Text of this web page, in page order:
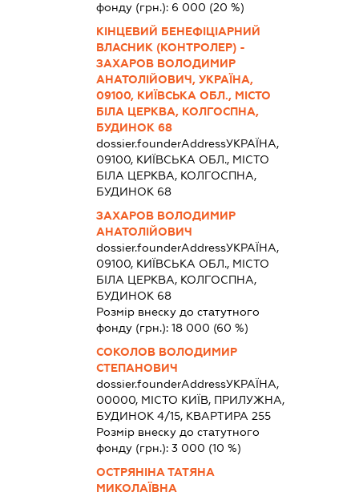
фонду (грн.): 6 000 (20 %)
КІНЦЕВИЙ БЕНЕФІЦІАРНИЙ
ВЛАСНИК (КОНТРОЛЕР) -
ЗАХАРОВ ВОЛОДИМИР
АНАТОЛІЙОВИЧ, УКРАЇНА,
09100, КИЇВСЬКА ОБЛ., МІСТО
БІЛА ЦЕРКВА, КОЛГОСПНА,
БУДИНОК 68
dossier.founderAddressУКРАЇНА,
09100, КИЇВСЬКА ОБЛ., МІСТО
БІЛА ЦЕРКВА, КОЛГОСПНА,
БУДИНОК 68
ЗАХАРОВ ВОЛОДИМИР
АНАТОЛІЙОВИЧ
dossier.founderAddressУКРАЇНА,
09100, КИЇВСЬКА ОБЛ., МІСТО
БІЛА ЦЕРКВА, КОЛГОСПНА,
БУДИНОК 68
Розмір внеску до статутного
фонду (грн.):18 000 (60 %)
СОКОЛОВ ВОЛОДИМИР
СТЕПАНОВИЧ
dossier.founderAddressУКРАЇНА,
00000, МІСТО КИЇВ, ПРИЛУЖНА,
БУДИНОК 4/15, КВАРТИРА 255
Розмір внеску до статутного
фонду (грн.):3 000 (10 %)
ОСТРЯНІНА ТАТЯНА
МИКОЛАЇВНА